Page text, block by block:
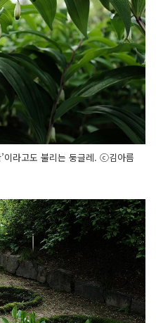
이라고도 불리는 둥글레. ⓒ김아름